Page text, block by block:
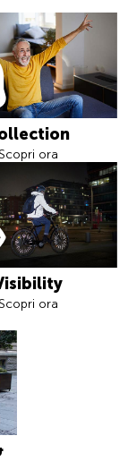
Scopri ora
Scopri ora